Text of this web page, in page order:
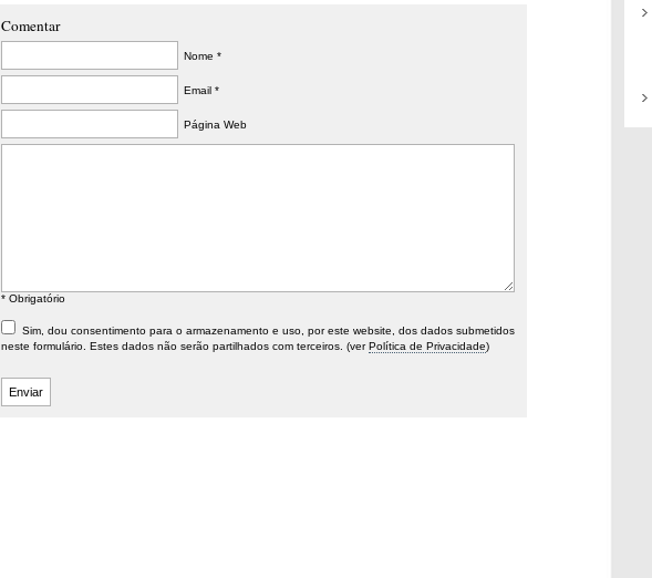
impressão 3D
colada cruzada
(C...
Comentar
Nome *
Email *
Página Web
* Obrigatório
Sim, dou consentimento para o armazenamento e uso, por este website, dos dados submetidos
neste formulário. Estes dados não serão partilhados com terceiros. (verPolítica de Privacidade)